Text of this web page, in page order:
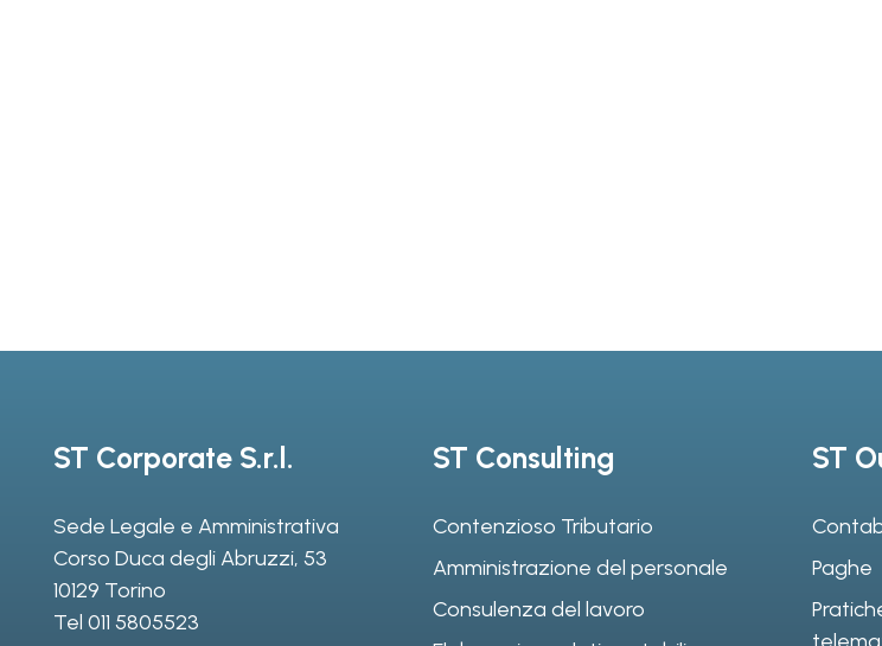
ST Corporate S.r.l.
Sede Legale e Amministrativa
Corso Duca degli Abruzzi, 53
10129 Torino
Tel 011 5805523
ST Consulting
Contenzioso Tributario
Amministrazione del personale
Consulenza del lavoro
ST
Paghe